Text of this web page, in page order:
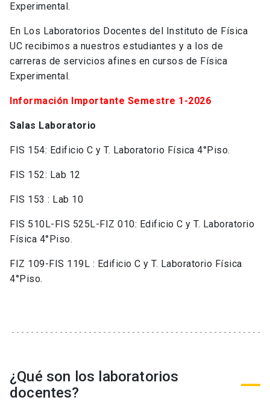
Experimental.
En Los Laboratorios Docentes del Instituto de Física
UC recibimos a nuestros estudiantes y a los de
carreras de servicios afines en cursos de Física
Experimental.
Información Importante Semestre 1-2026
Salas Laboratorio
FIS 154: Edificio C y T. Laboratorio Física 4°Piso.
FIS 152: Lab 12
FIS 153 : Lab 10
FIS 510L-FIS 525L-FIZ 010: Edificio C y T. Laboratorio
Física 4°Piso.
FIZ 109-FIS 119L : Edificio C y T. Laboratorio Física
4°Piso.
¿Qué son los laboratorios
docentes?